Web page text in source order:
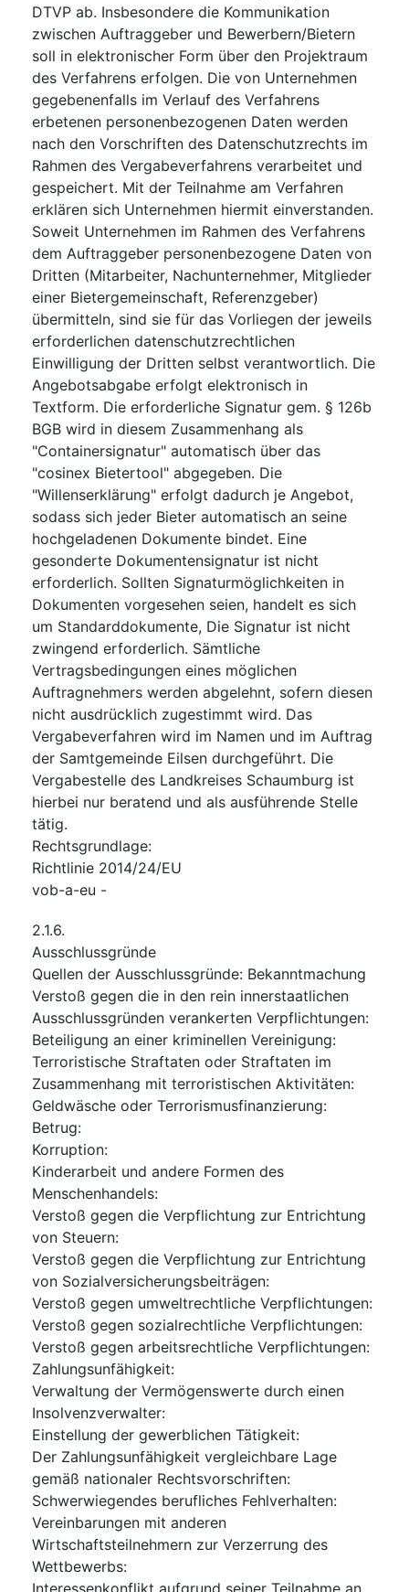
DTVP ab. Insbesondere die Kommunikation
zwischen Auftraggeber und Bewerbern/Bietern
soll in elektronischer Form über den Projektraum
des Verfahrens erfolgen. Die von Unternehmen
gegebenenfalls im Verlauf des Verfahrens
erbetenen personenbezogenen Daten werden
nach den Vorschriften des Datenschutzrechts im
Rahmen des Vergabeverfahrens verarbeitet und
gespeichert. Mit der Teilnahme am Verfahren
erklären sich Unternehmen hiermit einverstanden.
Soweit Unternehmen im Rahmen des Verfahrens
dem Auftraggeber personenbezogene Daten von
Dritten (Mitarbeiter, Nachunternehmer, Mitglieder
einer Bietergemeinschaft, Referenzgeber)
übermitteln, sind sie für das Vorliegen der jeweils
erforderlichen datenschutzrechtlichen
Einwilligung der Dritten selbst verantwortlich. Die
Angebotsabgabe erfolgt elektronisch in
Textform. Die erforderliche Signatur gem. § 126b
BGB wird in diesem Zusammenhang als
"Containersignatur" automatisch über das
"cosinex Bietertool" abgegeben. Die
"Willenserklärung" erfolgt dadurch je Angebot,
sodass sich jeder Bieter automatisch an seine
hochgeladenen Dokumente bindet. Eine
gesonderte Dokumentensignatur ist nicht
erforderlich. Sollten Signaturmöglichkeiten in
Dokumenten vorgesehen seien, handelt es sich
um Standarddokumente, Die Signatur ist nicht
zwingend erforderlich. Sämtliche
Vertragsbedingungen eines möglichen
Auftragnehmers werden abgelehnt, sofern diesen
nicht ausdrücklich zugestimmt wird. Das
Vergabeverfahren wird im Namen und im Auftrag
der Samtgemeinde Eilsen durchgeführt. Die
Vergabestelle des Landkreises Schaumburg ist
hierbei nur beratend und als ausführende Stelle
tätig.
Rechtsgrundlage:
Richtlinie 2014/24/EU
vob-a-eu -
2.1.6.
Ausschlussgründe
Quellen der Ausschlussgründe: Bekanntmachung
Verstoß gegen die in den rein innerstaatlichen
Ausschlussgründen verankerten Verpflichtungen:
Beteiligung an einer kriminellen Vereinigung:
Terroristische Straftaten oder Straftaten im
Zusammenhang mit terroristischen Aktivitäten:
Geldwäsche oder Terrorismusfinanzierung:
Betrug:
Korruption:
Kinderarbeit und andere Formen des
Menschenhandels:
Verstoß gegen die Verpflichtung zur Entrichtung
von Steuern:
Verstoß gegen die Verpflichtung zur Entrichtung
von Sozialversicherungsbeiträgen:
Verstoß gegen umweltrechtliche Verpflichtungen:
Verstoß gegen sozialrechtliche Verpflichtungen:
Verstoß gegen arbeitsrechtliche Verpflichtungen:
Zahlungsunfähigkeit:
Verwaltung der Vermögenswerte durch einen
Insolvenzverwalter:
Einstellung der gewerblichen Tätigkeit:
Der Zahlungsunfähigkeit vergleichbare Lage
gemäß nationaler Rechtsvorschriften:
Schwerwiegendes berufliches Fehlverhalten:
Vereinbarungen mit anderen
Wirtschaftsteilnehmern zur Verzerrung des
Wettbewerbs:
Interessenkonflikt aufgrund seiner Teilnahme an